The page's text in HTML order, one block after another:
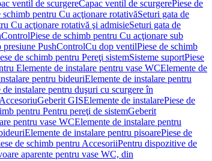
ventil de scurgereCapac ventil de scurgerePiese de
schimb pentru Cu acţionare rotativăSeturi gata de
Cu acţionare rotativă şi admisieSeturi gata de
Piese de schimb pentru Cu acţionare sub
presiune PushControlCu dop ventilPiese de schimb
de schimb pentru Pereţi sistemSisteme suportPiese
Elemente de instalare pentru vase WCElemente de
pentru bideuriElemente de instalare pentru
instalare pentru duşuri cu scurgere în
Geberit GISElemente de instalarePiese de
pentru Pentru pereţi de sistemGeberit
pentru vase WCElemente de instalare pentru
Elemente de instalare pentru pisoarePiese de
de schimb pentru AccesoriiPentru dispozitive de
aparente pentru vase WC, din